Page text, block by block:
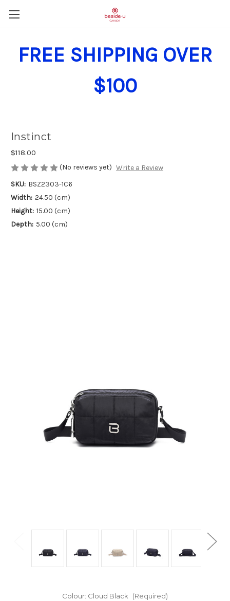
FREE SHIPPING OVER
$100
Instinct
$118.00
(No reviews yet) Write a Review
SKU: BSZ2303-1C6
Width: 24.50 (cm)
Height: 15.00 (cm)
Depth: 5.00 (cm)
Colour: Cloud Black (Required)